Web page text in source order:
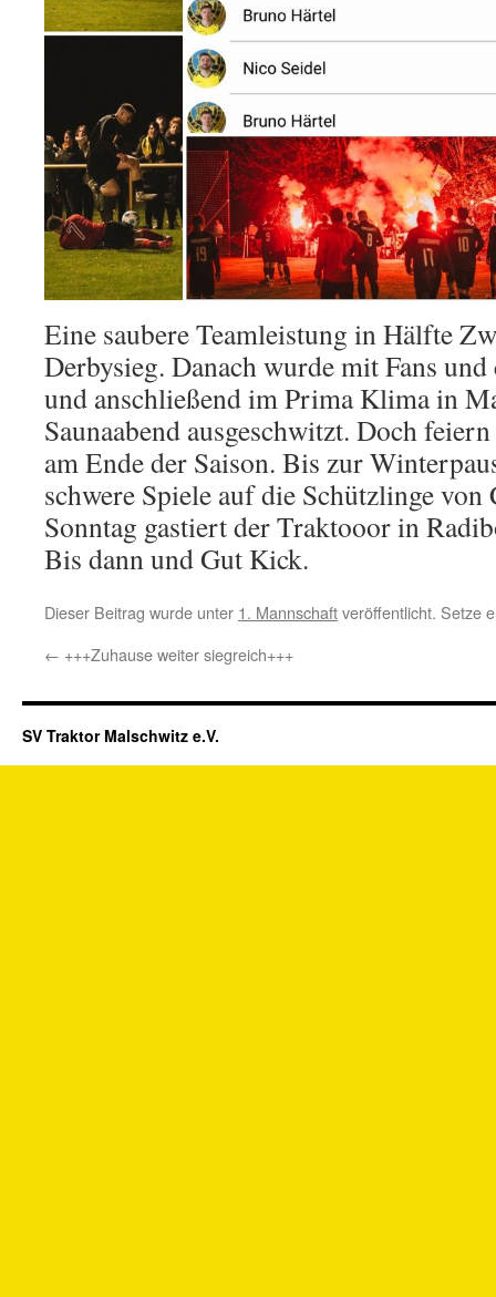
Eine saubere Teamleistung in Hälfte
Derbysieg. Danach wurde mit Fans
und anschließend im Prima Klima in
Saunaabend ausgeschwitzt. Doch
am Ende der Saison. Bis zur
schwere Spiele auf die Schützlinge
Sonntag gastiert der Traktooor in
Bis dann und Gut Kick.
Dieser Beitrag wurde unter 1. Mannschaftveröffentlicht. Setze
← +++Zuhause weiter siegreich+++
SV Traktor Malschwitz e.V.